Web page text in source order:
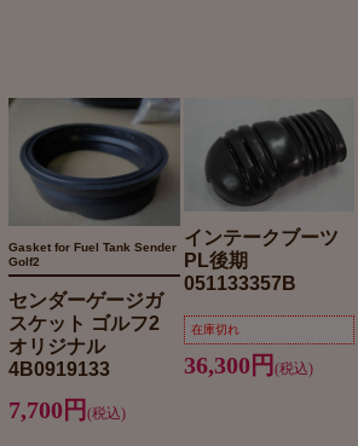
Gasket for Fuel Tank Sender
Golf2
センダーゲージガ
スケット ゴルフ2
オリジナル
4B0919133
7,700円 (税込)
インテークブーツ
PL後期
051133357B
在庫切れ
36,300円 (税込)